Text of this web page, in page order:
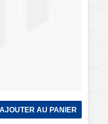
AJOUTER AU PANIER